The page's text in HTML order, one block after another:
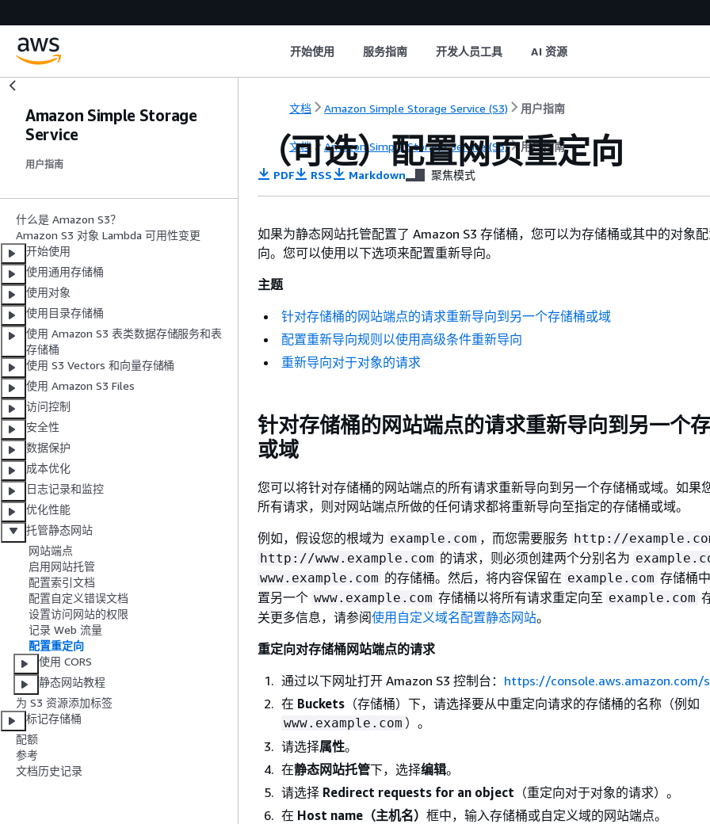
开始使用 服务指南 开发人员工具 AI 资源
Amazon Simple Storage
Service
用户指南
什么是 Amazon S3？
Amazon S3 对象 Lambda 可用性变更
开始使用
使用通用存储桶
使用对象
使用目录存储桶
使用 Amazon S3 表类数据存储服务和表
存储桶
使用 S3 Vectors 和向量存储桶
使用 Amazon S3 Files
访问控制
安全性
数据保护
成本优化
日志记录和监控
优化性能
托管静态网站
网站端点
启用网站托管
配置索引文档
配置自定义错误文档
设置访问网站的权限
记录 Web 流量
配置重定向
使用 CORS
静态网站教程
为 S3 资源添加标签
标记存储桶
配额
参考
文档历史记录
文档 Amazon Simple Storage Service (S3) 用户指南
文档 Amazon Simple Storage Service (S3) 用户指南
（可选）配置网页重定向
PDF RSS Markdown 聚焦模式
如果为静态网站托管配置了 Amazon S3 存储桶，您可以为存储桶或其中的对象
向。您可以使用以下选项来配置重新导向。
主题
针对存储桶的网站端点的请求重新导向到另一个存储桶或域
配置重新导向规则以使用高级条件重新导向
重新导向对于对象的请求
针对存储桶的网站端点的请求重新导向到另一个
或域
您可以将针对存储桶的网站端点的所有请求重新导向到另一个存储桶或域。如果
所有请求，则对网站端点所做的任何请求都将重新导向至指定的存储桶或域。
例如，假设您的根域为 example.com ，而您需要服务 http://
http://www.example.com 的请求，则必须创建两个分别名为
www.example.com 的存储桶。然后，将内容保留在 example.com 存储桶
置另一个 www.example.com 存储桶以将所有请求重定向至 example.com
关更多信息，请参阅使用自定义域名配置静态网站。
重定向对存储桶网站端点的请求
通过以下网址打开 Amazon S3 控制台： https://console.aws.amazon.com/
在 Buckets （存储桶）下，请选择要从中重定向请求的存储桶的名称（例如
www.example.com ）。
请选择属性。
在静态网站托管下，选择编辑。
请选择 Redirect requests for an object （重定向对于对象的请求）。
在 Host name（主机名） 框中，输入存储桶或自定义域的网站端点。